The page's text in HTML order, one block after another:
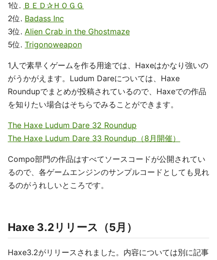
1位. ＢＥＤ✰ＨＯＧＧ
2位. Badass Inc
3位. Alien Crab in the Ghostmaze
5位. Trigonoweapon
1人で素早くゲームを作る用途では、Haxeはかなり強いの
がうかがえます。Ludum Dareについては、Haxe
Roundupでまとめが投稿されているので、Haxeでの作品
を知りたい場合はそちらでみることができます。
The Haxe Ludum Dare 32 Roundup
The Haxe Ludum Dare 33 Roundup（8月開催）
Compo部門の作品はすべてソースコードが公開されてい
るので、各ゲームエンジンのサンプルコードとしても見れ
るのがうれしいところです。
Haxe 3.2リリース（5月）
Haxe3.2がリリースされました。内容については別に記事